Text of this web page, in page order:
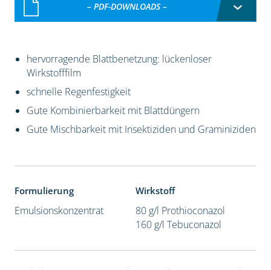
– PDF-DOWNLOADS –
hervorragende Blattbenetzung: lückenloser
Wirkstofffilm
schnelle Regenfestigkeit
Gute Kombinierbarkeit mit Blattdüngern
Gute Mischbarkeit mit Insektiziden und Graminiziden
Formulierung
Emulsionskonzentrat
Wirkstoff
80 g/l Prothioconazol
160 g/l Tebuconazol